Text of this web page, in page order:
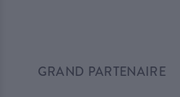
GRAND PARTENAIRE